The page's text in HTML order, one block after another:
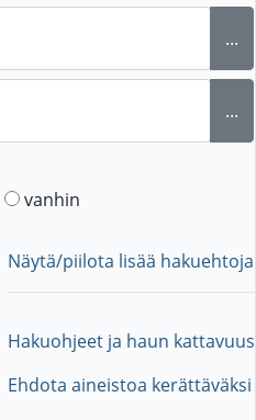
...
...
vanhin
Näytä/piilota lisää hakuehtoja
Hakuohjeet ja haun kattavuus
Ehdota aineistoa kerättäväksi